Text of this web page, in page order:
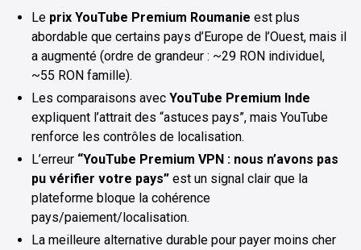
Le prix YouTube Premium Roumanie est plus
abordable que certains pays d’Europe de l’Ouest, mais il
a augmenté (ordre de grandeur : ~29 RON individuel,
~55 RON famille).
Les comparaisons avec YouTube Premium Inde
expliquent l’attrait des “astuces pays”, mais YouTube
renforce les contrôles de localisation.
L’erreur “YouTube Premium VPN : nous n’avons pas
pu vérifier votre pays” est un signal clair que la
plateforme bloque la cohérence
pays/paiement/localisation.
La meilleure alternative durable pour payer moins cher